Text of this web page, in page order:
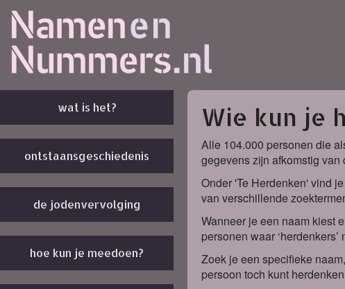
wat is het?
ontstaansgeschiedenis
de jodenvervolging
hoe kun je meedoen?
Wie kun je
Alle 104.000 personen die
gegevens zijn afkomstig van
Onder 'Te Herdenken' vind
van verschillende
Wanneer je een naam kiest
personen waar
Zoek je een specifieke
persoon toch kunt